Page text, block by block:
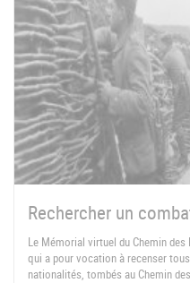
Rechercher un
Le Mémorial virtuel du Chemin des
qui a pour vocation à recenser
nationalités, tombés au Chemin